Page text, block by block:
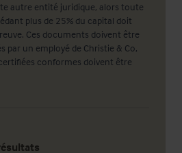
autre entité juridique, alors toute
plus de 25% du capital doit
Ces documents doivent être
par un employé de Christie & Co,
conformes doivent être